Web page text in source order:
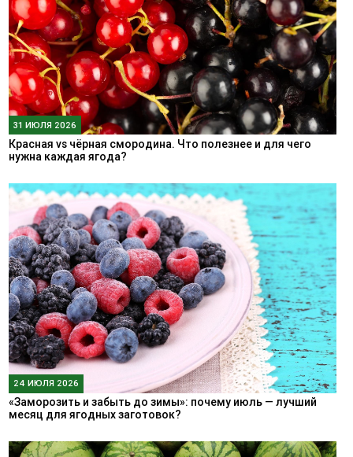
31 ИЮЛЯ 2026
Красная vs чёрная смородина. Что полезнее и для чего
нужна каждая ягода?
24 ИЮЛЯ 2026
«Заморозить и забыть до зимы»: почему июль — лучший
месяц для ягодных заготовок?